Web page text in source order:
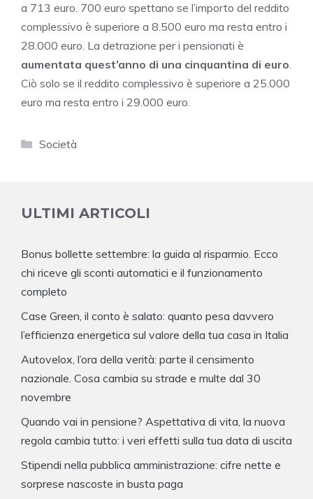
a 713 euro. 700 euro spettano se l’importo del reddito
complessivo è superiore a 8.500 euro ma resta entro i
28.000 euro. La detrazione per i pensionati è
aumentata quest’anno di una cinquantina di euro.
Ciò solo se il reddito complessivo è superiore a 25.000
euro ma resta entro i 29.000 euro.
Categorie
Società
ULTIMI ARTICOLI
Bonus bollette settembre: la guida al risparmio. Ecco
chi riceve gli sconti automatici e il funzionamento
completo
Case Green, il conto è salato: quanto pesa davvero
l’efficienza energetica sul valore della tua casa in Italia
Autovelox, l’ora della verità: parte il censimento
nazionale. Cosa cambia su strade e multe dal 30
novembre
Quando vai in pensione? Aspettativa di vita, la nuova
regola cambia tutto: i veri effetti sulla tua data di uscita
Stipendi nella pubblica amministrazione: cifre nette e
sorprese nascoste in busta paga